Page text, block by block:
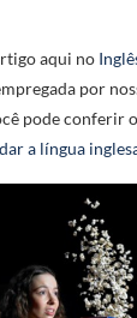
aqui no
por
pode conferir
a língua